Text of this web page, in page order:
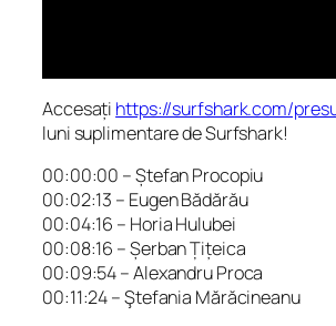
Accesați https://surfshark.com/
luni suplimentare de Surfshark!
00:00:00 – Ștefan Procopiu
00:02:13 – Eugen Bădărău
00:04:16 – Horia Hulubei
00:08:16 – Șerban Țițeica
00:09:54 – Alexandru Proca
00:11:24 – Ştefania Mărăcineanu